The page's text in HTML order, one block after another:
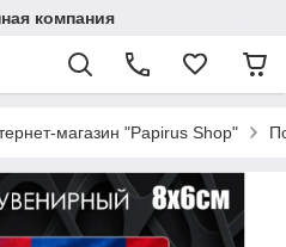
компания
магазин "Papirus Shop"